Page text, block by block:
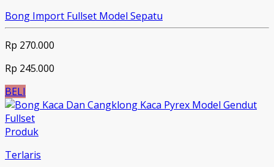
Bong Import Fullset Model Sepatu
Rp 270.000
Rp 245.000
BELI
Produk
Terlaris